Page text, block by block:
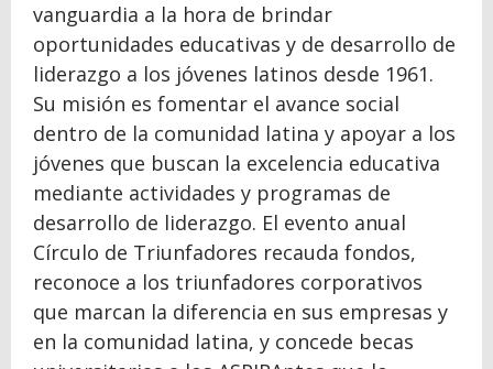
vanguardia a la hora de brindar
oportunidades educativas y de desarrollo de
liderazgo a los jóvenes latinos desde 1961.
Su misión es fomentar el avance social
dentro de la comunidad latina y apoyar a los
jóvenes que buscan la excelencia educativa
mediante actividades y programas de
desarrollo de liderazgo. El evento anual
Círculo de Triunfadores recauda fondos,
reconoce a los triunfadores corporativos
que marcan la diferencia en sus empresas y
en la comunidad latina, y concede becas